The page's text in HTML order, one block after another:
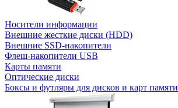
Носители информации
Внешние жесткие диски (HDD)
Внешние SSD-накопители
Флеш-накопители USB
Карты памяти
Оптические диски
Боксы и футляры для дисков и карт памяти